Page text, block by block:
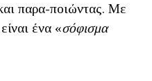
παρα-ποιώντας. Με
ένα «σόφισμα